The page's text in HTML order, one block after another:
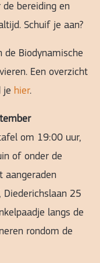
de bereiding en
Schuif je aan?
Biodynamische
Een overzicht
je hier.
om 19:00 uur,
of onder de
aangeraden
Diederichslaan 25
langs de
rondom de